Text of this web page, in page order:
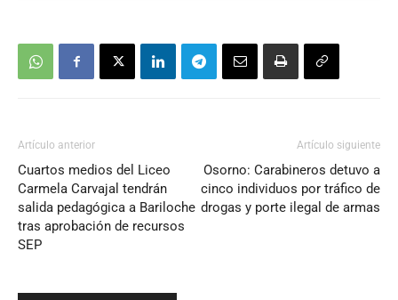
Artículo anterior
Cuartos medios del Liceo
Carmela Carvajal tendrán
salida pedagógica a Bariloche
tras aprobación de recursos
SEP
Artículo siguiente
Osorno: Carabineros detuvo a
cinco individuos por tráfico de
drogas y porte ilegal de armas